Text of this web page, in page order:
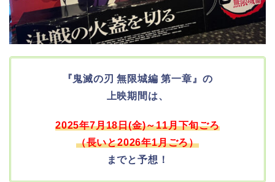
『鬼滅の刃 無限城編 第一章』の
上映期間は、
2025年7月18日(金)～11月下旬ごろ
（長いと2026年1月ごろ）
までと予想！